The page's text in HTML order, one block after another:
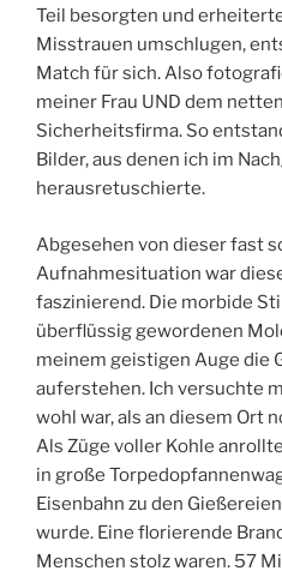
Teil besorgten und
Misstrauen umschlugen,
Match für sich. Also
meiner Frau UND dem
Sicherheitsfirma. So
Bilder, aus denen ich im
herausretuschierte.
Abgesehen von dieser fast
Aufnahmesituation war
faszinierend. Die morbide
überflüssig gewordenen
meinem geistigen Auge die
auferstehen. Ich versuchte
wohl war, als an diesem Ort
Als Züge voller Kohle
in große
Eisenbahn zu den
wurde. Eine florierende
Menschen stolz waren. 57